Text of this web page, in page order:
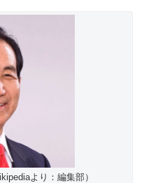
より：編集部）